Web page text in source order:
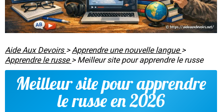
Aide Aux Devoirs > Apprendre une nouvelle langue >
Apprendre le russe > Meilleur site pour apprendre le russe
Meilleur site pour apprendre
le russe en 2026